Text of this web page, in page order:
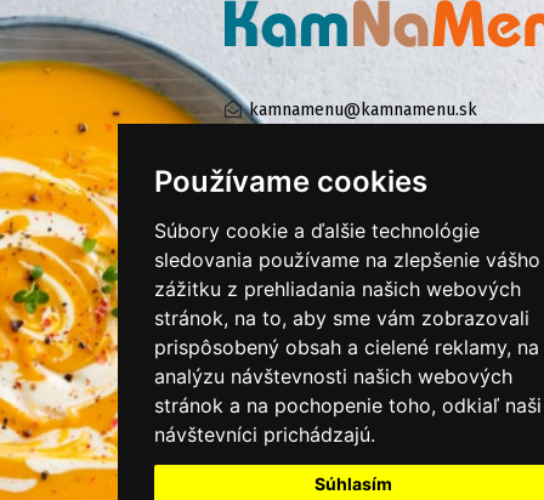
Používame cookies
Súbory cookie a ďalšie technológie
sledovania používame na zlepšenie vášho
zážitku z prehliadania našich webových
stránok, na to, aby sme vám zobrazovali
prispôsobený obsah a cielené reklamy, na
analýzu návštevnosti našich webových
stránok a na pochopenie toho, odkiaľ naši
návštevníci prichádzajú.
Súhlasím
kamnamenu@kamnamenu.sk
KONTAKTUJTE NÁS
PRIHLÁSIŤ SA DO ZÁKAZNÍCKEJ ZÓNY
Všeobecné obchodné podmienky
Ochrana osobných údajov
Cookies